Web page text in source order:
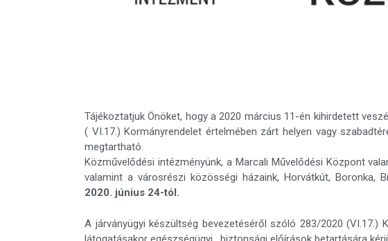
Tájékoztatjuk Önöket, hogy a 2020 március 11-én kihirdetett
( VI.17.) Kormányrendelet értelmében zárt helyen vagy
megtartható.
Közművelődési intézményünk, a Marcali Művelődési Központ
valamint a városrészi közösségi házaink, Horvátkút, Boronka,
2020. június 24-tól.
A járványügyi készültség bevezetéséről szóló 283/2020 (VI.17.)